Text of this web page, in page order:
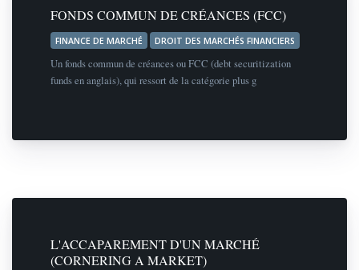
FONDS COMMUN DE CRÉANCES (FCC)
FINANCE DE MARCHÉ DROIT DES MARCHÉS FINANCIERS
Un fonds commun de créances ou FCC (debt securitization
funds en anglais), qui ressort de la catégorie plus g
L'ACCAPAREMENT D'UN MARCHÉ
(CORNERING A MARKET)